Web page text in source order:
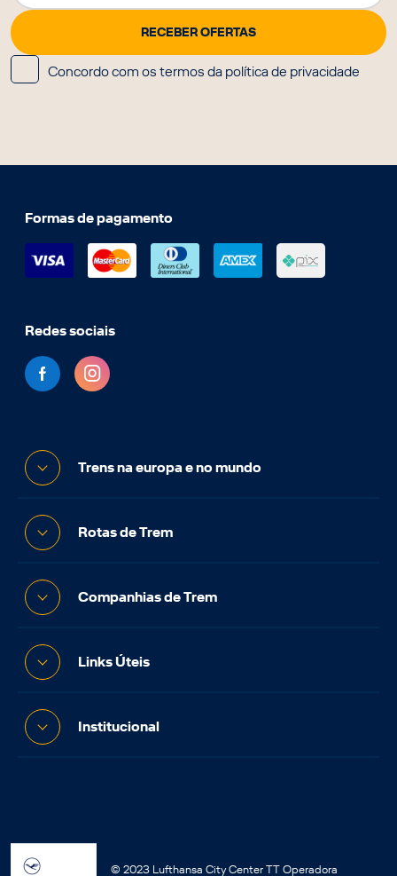
Concordo com os termos da política de privacidade
Formas de pagamento
Redes sociais
Trens na europa e no mundo
Rotas de Trem
Companhias de Trem
Links Úteis
Institucional
© 2023 Lufthansa City Center TT Operadora